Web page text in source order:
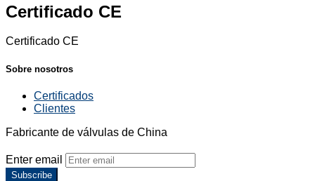
Certificado CE
Certificado CE
Sobre nosotros
Certificados
Clientes
Fabricante de válvulas de China
Enter email
Subscribe